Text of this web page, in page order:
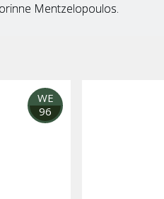
Mentzelopoulos.
WE
96